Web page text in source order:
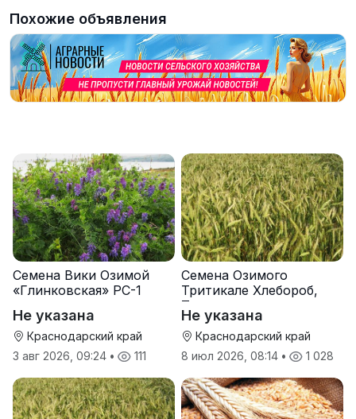
Похожие объявления
Семена Вики Озимой
«Глинковская» РС-1
Не указана
Краснодарский край
3 авг 2026, 09:24 • 111
Семена Озимого
Тритикале Хлебороб,
Тихон
Не указана
Краснодарский край
8 июл 2026, 08:14 • 1 028